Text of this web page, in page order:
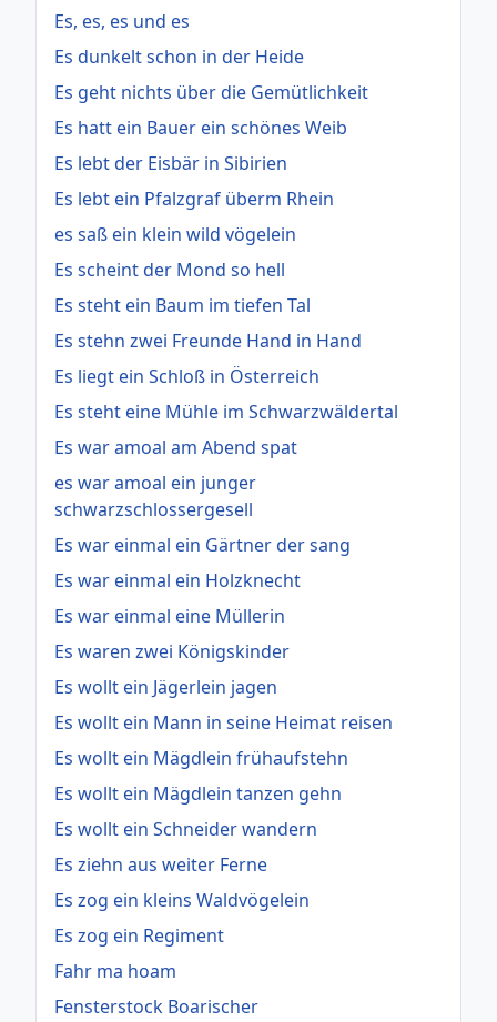
Es, es, es und es
Es dunkelt schon in der Heide
Es geht nichts über die Gemütlichkeit
Es hatt ein Bauer ein schönes Weib
Es lebt der Eisbär in Sibirien
Es lebt ein Pfalzgraf überm Rhein
es saß ein klein wild vögelein
Es scheint der Mond so hell
Es steht ein Baum im tiefen Tal
Es stehn zwei Freunde Hand in Hand
Es liegt ein Schloß in Österreich
Es steht eine Mühle im Schwarzwäldertal
Es war amoal am Abend spat
es war amoal ein junger
schwarzschlossergesell
Es war einmal ein Gärtner der sang
Es war einmal ein Holzknecht
Es war einmal eine Müllerin
Es waren zwei Königskinder
Es wollt ein Jägerlein jagen
Es wollt ein Mann in seine Heimat reisen
Es wollt ein Mägdlein frühaufstehn
Es wollt ein Mägdlein tanzen gehn
Es wollt ein Schneider wandern
Es ziehn aus weiter Ferne
Es zog ein kleins Waldvögelein
Es zog ein Regiment
Fahr ma hoam
Fensterstock Boarischer